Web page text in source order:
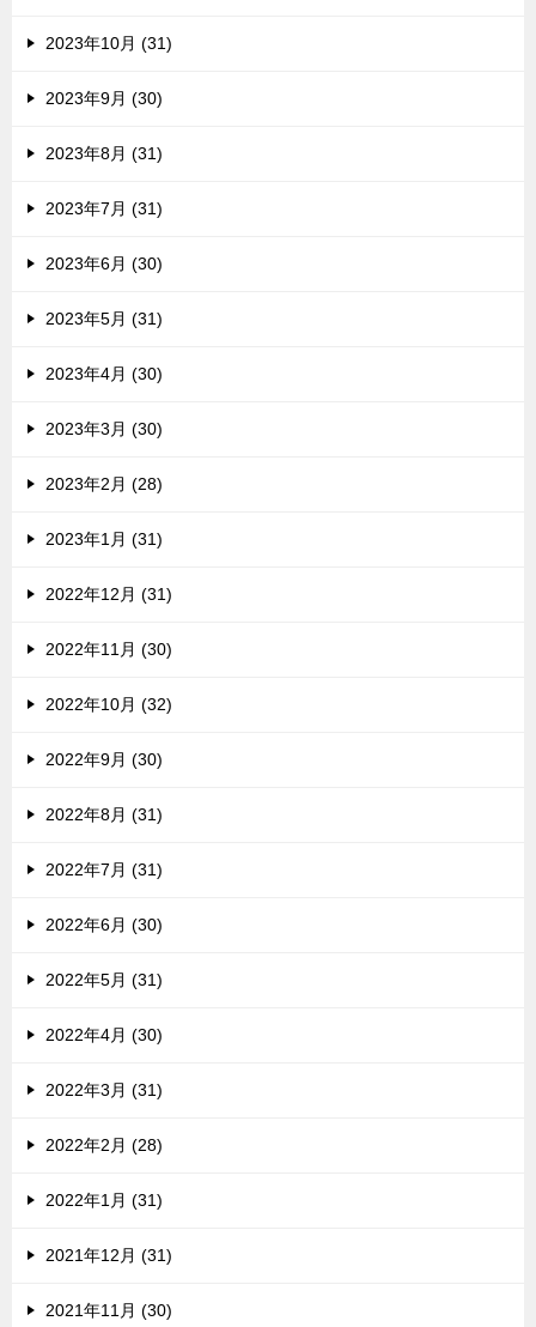
2023年10月 (31)
2023年9月 (30)
2023年8月 (31)
2023年7月 (31)
2023年6月 (30)
2023年5月 (31)
2023年4月 (30)
2023年3月 (30)
2023年2月 (28)
2023年1月 (31)
2022年12月 (31)
2022年11月 (30)
2022年10月 (32)
2022年9月 (30)
2022年8月 (31)
2022年7月 (31)
2022年6月 (30)
2022年5月 (31)
2022年4月 (30)
2022年3月 (31)
2022年2月 (28)
2022年1月 (31)
2021年12月 (31)
2021年11月 (30)